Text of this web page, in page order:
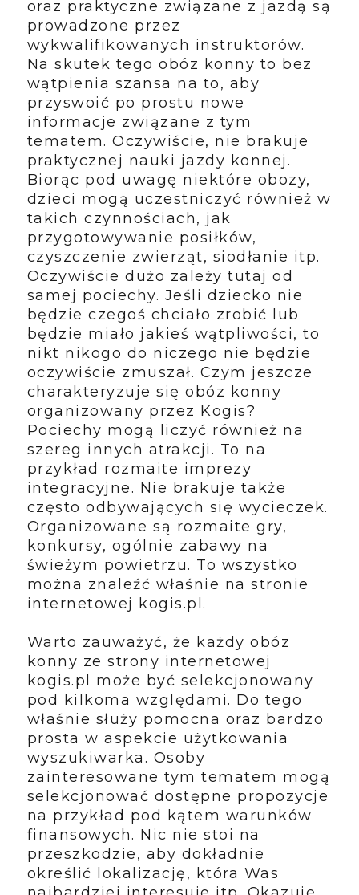
oraz praktyczne związane z jazdą są
prowadzone przez
wykwalifikowanych instruktorów.
Na skutek tego obóz konny to bez
wątpienia szansa na to, aby
przyswoić po prostu nowe
informacje związane z tym
tematem. Oczywiście, nie brakuje
praktycznej nauki jazdy konnej.
Biorąc pod uwagę niektóre obozy,
dzieci mogą uczestniczyć również w
takich czynnościach, jak
przygotowywanie posiłków,
czyszczenie zwierząt, siodłanie itp.
Oczywiście dużo zależy tutaj od
samej pociechy. Jeśli dziecko nie
będzie czegoś chciało zrobić lub
będzie miało jakieś wątpliwości, to
nikt nikogo do niczego nie będzie
oczywiście zmuszał. Czym jeszcze
charakteryzuje się obóz konny
organizowany przez Kogis?
Pociechy mogą liczyć również na
szereg innych atrakcji. To na
przykład rozmaite imprezy
integracyjne. Nie brakuje także
często odbywających się wycieczek.
Organizowane są rozmaite gry,
konkursy, ogólnie zabawy na
świeżym powietrzu. To wszystko
można znaleźć właśnie na stronie
internetowej kogis.pl.
Warto zauważyć, że każdy obóz
konny ze strony internetowej
kogis.pl może być selekcjonowany
pod kilkoma względami. Do tego
właśnie służy pomocna oraz bardzo
prosta w aspekcie użytkowania
wyszukiwarka. Osoby
zainteresowane tym tematem mogą
selekcjonować dostępne propozycje
na przykład pod kątem warunków
finansowych. Nic nie stoi na
przeszkodzie, aby dokładnie
określić lokalizację, która Was